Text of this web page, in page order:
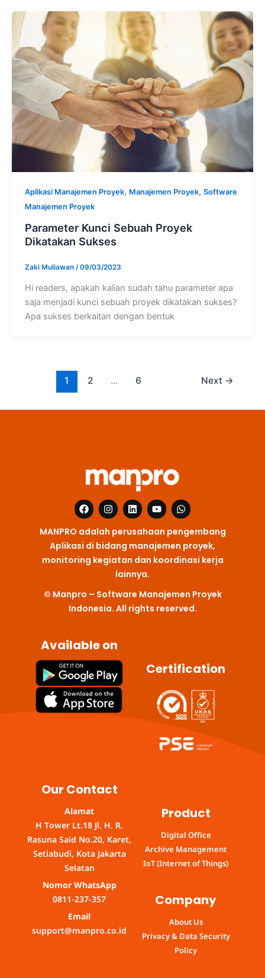
Aplikasi Manajemen Proyek, Manajemen Proyek, Software
Manajemen Proyek
Parameter Kunci Sebuah Proyek
Dikatakan Sukses
Zaki Muliawan /09/03/2023
Hi readers, apakah kalian sudah tahu parameter apa
saja menjadi kunci sebuah proyek dikatakan sukses?
Apa sukses berkaitan dengan bentuk
1 2 … 6 Next →
F
a
c
e
b
o
o
I
n
s
t
a
g
r
L
i
n
k
e
d
i
n
Y
o
u
t
u
b
e
W
h
a
t
s
a
p
MANPRO adalah perusahaan pengembang
Aplikasi di bidang manajemen proyek,
monitoring kegiatan dan koordinasi kerja
lainnya.
© Manpro – Software Manajemen Proyek
Indonesia. All rights reserved.
Available on
Certification
Our Contact
Alamat
H Tower Lt.18 Jl. H. R.
Rasuna Said No.20, Karet,
Setiabudi, Kota Jakarta
Selatan
Nomor WhatsApp
0811-237-357
Email
support@manpro.co.id
Product
Digital Office
Archive Management
IoT (Internet of Things)
Company
About Us
Privacy & Data Security
Policy